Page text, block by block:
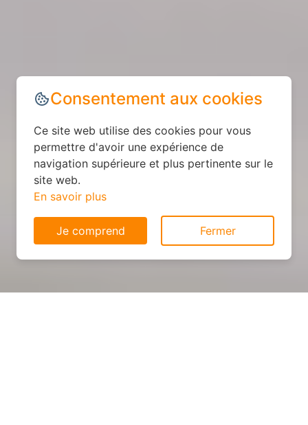
Consentement aux cookies
Ce site web utilise des cookies pour vous
permettre d'avoir une expérience de
navigation supérieure et plus pertinente sur le
site web.
En savoir plus
Je comprend Fermer